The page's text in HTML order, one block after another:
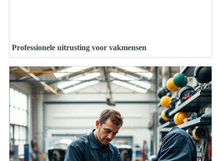
Professionele uitrusting voor vakmensen